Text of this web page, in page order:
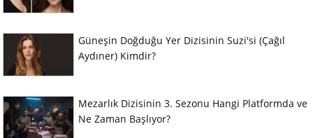
Güneşin Doğduğu Yer Dizisinin Suzi'si (Çağıl
Aydıner) Kimdir?
Mezarlık Dizisinin 3. Sezonu Hangi Platformda ve
Ne Zaman Başlıyor?